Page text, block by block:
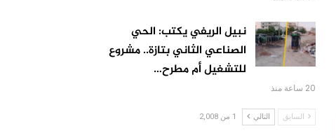
نبيل الريفي يكتب: الحي
الصناعي الثاني بتازة.. مشروع
للتشغيل أم مطرح…
20 ساعة منذ
السابق التالي 1 من 2,008